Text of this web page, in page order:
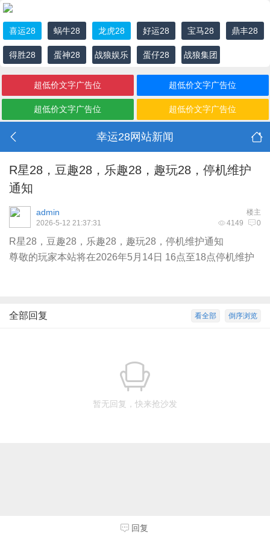
喜运28 蜗牛28 龙虎28 好运28 宝马28 鼎丰28
得胜28 蛋神28
战狼娱乐
城
蛋仔28 战狼集团
超低价文字广告位 超低价文字广告位
超低价文字广告位 超低价文字广告位
幸运28网站新闻
R星28，豆趣28，乐趣28，趣玩28，停机维护
通知
楼主
admin
4149 0
2026-5-12 21:37:31
R星28，豆趣28，乐趣28，趣玩28，停机维护通知
尊敬的玩家本站将在2026年5月14日 16点至18点停机维护
倒序浏览
看全部
全部回复
暂无回复，快来抢沙发
回复